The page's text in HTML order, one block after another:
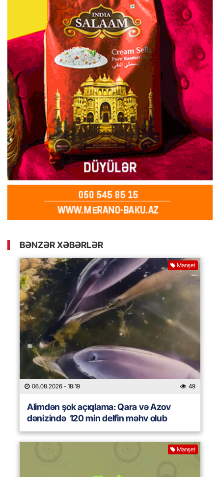
BƏNZƏR XƏBƏRLƏR
Manşet
06.08.2026 - 18:19 49
Alimdən şok açıqlama: Qara və Azov
dənizində 120 min delfin məhv olub
Manşet